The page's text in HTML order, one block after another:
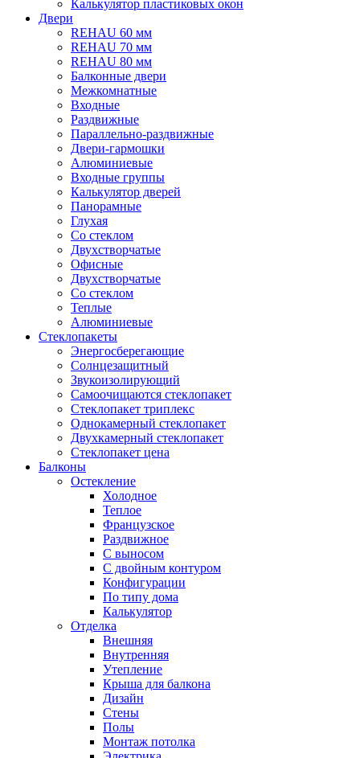
Калькулятор пластиковых окон
Двери
REHAU 60 мм
REHAU 70 мм
REHAU 80 мм
Балконные двери
Межкомнатные
Входные
Раздвижные
Параллельно-раздвижные
Двери-гармошки
Алюминиевые
Входные группы
Калькулятор дверей
Панорамные
Глухая
Со стеклом
Двухстворчатые
Офисные
Двухстворчатые
Со стеклом
Теплые
Алюминиевые
Стеклопакеты
Энергосберегающие
Солнцезащитный
Звукоизолирующий
Самоочищаются стеклопакет
Стеклопакет триплекс
Однокамерный стеклопакет
Двухкамерный стеклопакет
Стеклопакет цена
Балконы
Остекление
Холодное
Теплое
Французское
Раздвижное
С выносом
С двойным контуром
Конфигурации
По типу дома
Калькулятор
Отделка
Внешняя
Внутренняя
Утепление
Крыша для балкона
Дизайн
Стены
Полы
Монтаж потолка